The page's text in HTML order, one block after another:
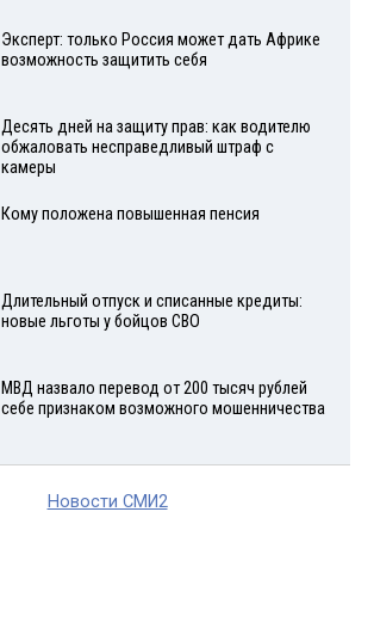
Эксперт: только Россия может дать Африке
возможность защитить себя
Десять дней на защиту прав: как водителю
обжаловать несправедливый штраф с
камеры
Кому положена повышенная пенсия
Длительный отпуск и списанные кредиты:
новые льготы у бойцов СВО
МВД назвало перевод от 200 тысяч рублей
себе признаком возможного мошенничества
Новости СМИ2